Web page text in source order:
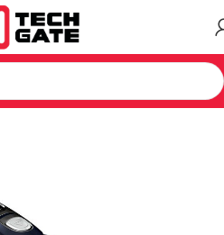
FSHESE ELEKTRIKE FSHESE DORE